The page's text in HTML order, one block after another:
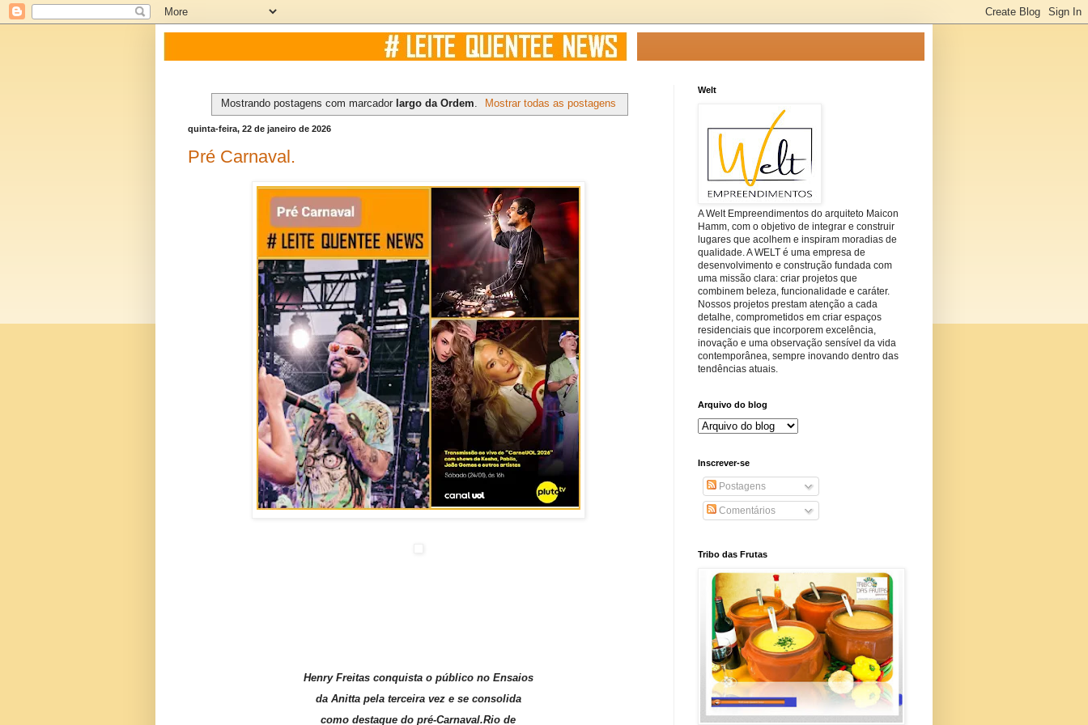
Mostrando postagens com marcador largo da Ordem Mostrar todas as postagens
quinta-feira, 22 de janeiro de 2026
Pré Carnaval.
Welt
A Welt Empreendimentos do arquiteto Maicon
Hamm, com o objetivo de integrar e construir
lugares que acolhem e inspiram moradias de
qualidade. A WELT é uma empresa de
desenvolvimento e construção fundada com
uma missão clara: criar projetos que
combinem beleza, funcionalidade e caráter.
Nossos projetos prestam atenção a cada
detalhe, comprometidos em criar espaços
residenciais que incorporem excelência,
inovação e uma observação sensível da vida
contemporânea, sempre inovando dentro das
tendências atuais.
Arquivo do blog
Inscrever-se
Postagens
Comentários
Tribo das Frutas